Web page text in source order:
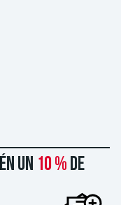
un 10 % de